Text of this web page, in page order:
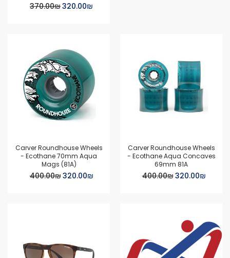
Special
₪‏320.00
₪‏370.00
Carver Roundhouse Wheels
- Ecothane Aqua Concaves
69mm 81A
Special
₪‏320.00
₪‏400.00
Carver Roundhouse Wheels
- Ecothane 70mm Aqua
Mags (81A)
Special
₪‏320.00
₪‏400.00